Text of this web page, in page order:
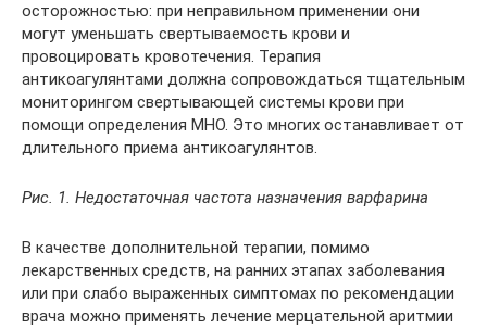
осторожностью: при неправильном применении они
могут уменьшать свертываемость крови и
провоцировать кровотечения. Терапия
антикоагулянтами должна сопровождаться тщательным
мониторингом свертывающей системы крови при
помощи определения МНО. Это многих останавливает от
длительного приема антикоагулянтов.
Рис. 1. Недостаточная частота назначения варфарина
В качестве дополнительной терапии, помимо
лекарственных средств, на ранних этапах заболевания
или при слабо выраженных симптомах по рекомендации
врача можно применять лечение мерцательной аритмии